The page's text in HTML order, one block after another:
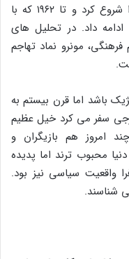
مرلین مونرو از اواخر دهه ۴۰ بازیگری را شروع کرد و تا ۱۹۶۲ که با
داد. در تحلیل‌ های
مونرو نماد تهاجم
باشد اما قرن بیستم به
سفر می‌ کرد خیل عظیم
امروز هم بازیگران و
محبوب‌ ترند اما پدیده
واقعیت سیاسی نیز بود.
شناسند.